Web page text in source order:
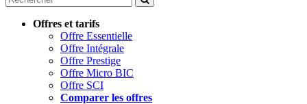
Offres et tarifs
Offre Essentielle
Offre Intégrale
Offre Prestige
Offre Micro BIC
Offre SCI
Comparer les offres